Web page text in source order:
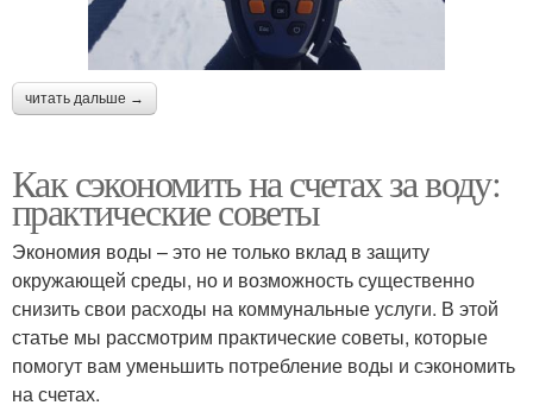
читать дальше →
Как сэкономить на счетах за воду:
практические советы
Экономия воды – это не только вклад в защиту
окружающей среды, но и возможность существенно
снизить свои расходы на коммунальные услуги. В этой
статье мы рассмотрим практические советы, которые
помогут вам уменьшить потребление воды и сэкономить
на счетах.